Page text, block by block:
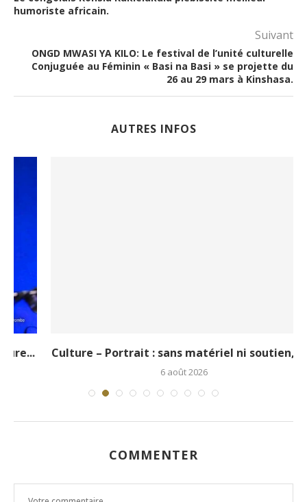
humoriste africain.
Suivant
ONGD MWASI YA KILO: Le festival de l’unité culturelle
Conjuguée au Féminin « Basi na Basi » se projette du
26 au 29 mars à Kinshasa.
AUTRES INFOS
Culture – Portrait : sans matériel ni soutien, le...
6 août 2026
COMMENTER